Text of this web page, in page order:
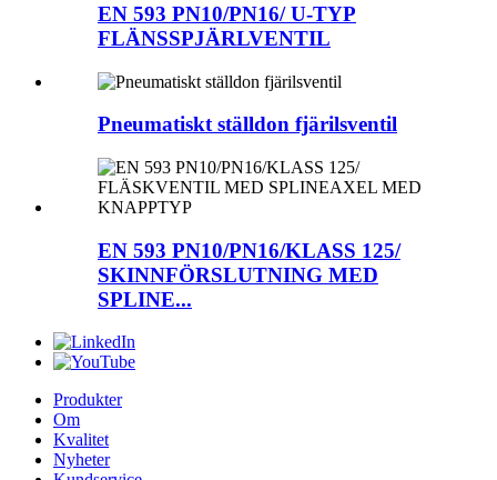
EN 593 PN10/PN16/ U-TYP
FLÄNSSPJÄRLVENTIL
Pneumatiskt ställdon fjärilsventil
EN 593 PN10/PN16/KLASS 125/
SKINNFÖRSLUTNING MED
SPLINE...
Produkter
Om
Kvalitet
Nyheter